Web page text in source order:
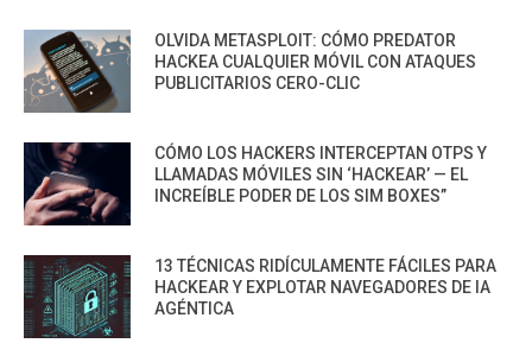
OLVIDA METASPLOIT: CÓMO PREDATOR
HACKEA CUALQUIER MÓVIL CON ATAQUES
PUBLICITARIOS CERO-CLIC
CÓMO LOS HACKERS INTERCEPTAN OTPS Y
LLAMADAS MÓVILES SIN ‘HACKEAR’ — EL
INCREÍBLE PODER DE LOS SIM BOXES”
13 TÉCNICAS RIDÍCULAMENTE FÁCILES PARA
HACKEAR Y EXPLOTAR NAVEGADORES DE IA
AGÉNTICA